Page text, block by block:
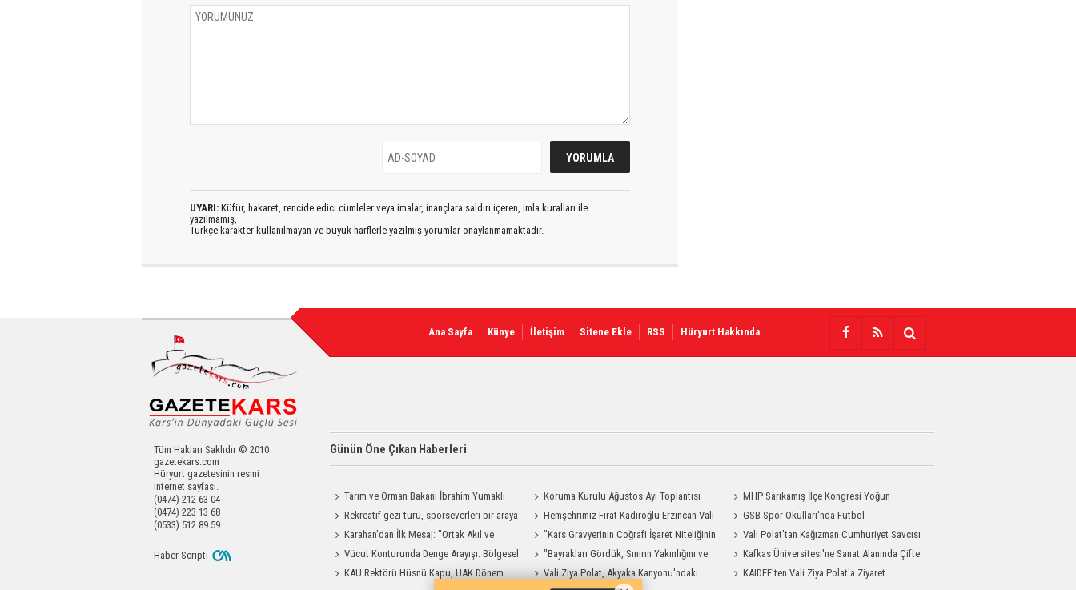
UYARI: Küfür, hakaret, rencide edici cümleler veya imalar, inançlara saldırı içeren, imla kuralları ile
yazılmamış,
Türkçe karakter kullanılmayan ve büyük harflerle yazılmış yorumlar onaylanmamaktadır.
Ana Sayfa Künye İletişim Sitene Ekle RSS Hüryurt Hakkında
Tüm Hakları Saklıdır © 2010
gazetekars.com
Hüryurt gazetesinin resmi
internet sayfası.
(0474) 212 63 04
(0474) 223 13 68
(0533) 512 89 59
Günün Öne Çıkan Haberleri
Tarım ve Orman Bakanı İbrahim Yumaklı
Kars'a Geliyor
Koruma Kurulu Ağustos Ayı Toplantısı
Yapıldı
MHP Sarıkamış İlçe Kongresi Yoğun
Katılımla Gerçekleştirildi
Rekreatif gezi turu, sporseverleri bir araya
getirdi
Hemşehrimiz Fırat Kadiroğlu Erzincan Vali
Yardımcılığına Atandı
GSB Spor Okulları'nda Futbol
Antrenmanları Sürüyor
Karahan'dan İlk Mesaj: "Ortak Akıl ve
Dayanışmayla Çalışacağız"
"Kars Gravyerinin Coğrafi İşaret Niteliğinin
Güçlendirilmesi Projesi"
Vali Polat'tan Kağızman Cumhuriyet Savcısı
Eravcı'ya Ziyaret
Vücut Konturunda Denge Arayışı: Bölgesel
Yağ Alma Sürecinin Tüm Aşamaları
"Bayrakları Gördük, Sınırın Yakınlığını ve
Uzaklığını Aynı Anda Hissettik"
Kafkas Üniversitesi'ne Sanat Alanında Çifte
Gurur
KAÜ Rektörü Hüsnü Kapu, ÜAK Dönem
Vali Ziya Polat, Akyaka Kanyonu'ndaki
KAIDEF'ten Vali Ziya Polat'a Ziyaret
Haber Scripti